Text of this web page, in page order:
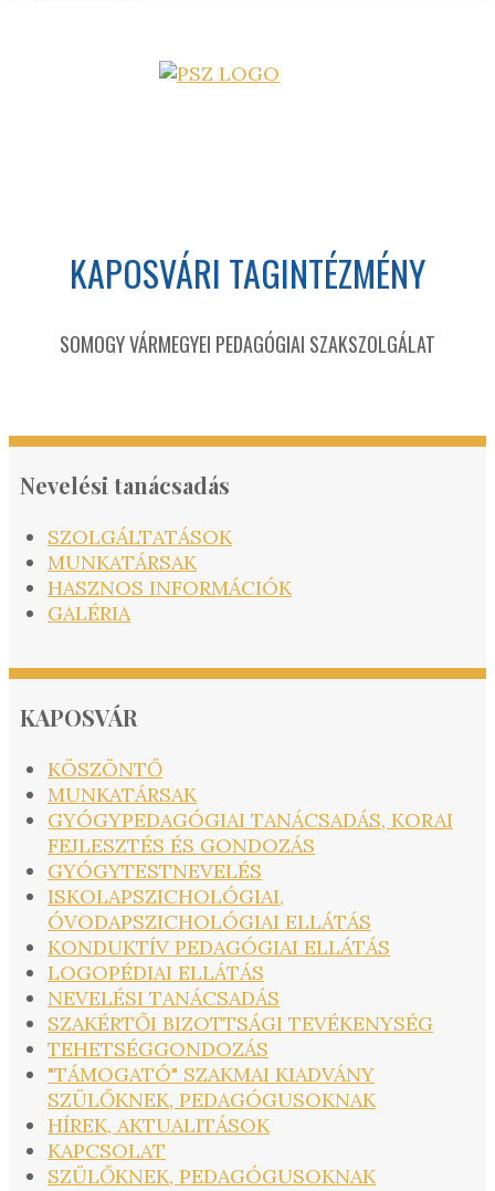
KAPOSVÁRI TAGINTÉZMÉNY
SOMOGY VÁRMEGYEI PEDAGÓGIAI SZAKSZOLGÁLAT
Nevelési tanácsadás
SZOLGÁLTATÁSOK
MUNKATÁRSAK
HASZNOS INFORMÁCIÓK
GALÉRIA
KAPOSVÁR
KÖSZÖNTŐ
MUNKATÁRSAK
GYÓGYPEDAGÓGIAI TANÁCSADÁS, KORAI
FEJLESZTÉS ÉS GONDOZÁS
GYÓGYTESTNEVELÉS
ISKOLAPSZICHOLÓGIAI,
ÓVODAPSZICHOLÓGIAI ELLÁTÁS
KONDUKTÍV PEDAGÓGIAI ELLÁTÁS
LOGOPÉDIAI ELLÁTÁS
NEVELÉSI TANÁCSADÁS
SZAKÉRTŐI BIZOTTSÁGI TEVÉKENYSÉG
TEHETSÉGGONDOZÁS
"TÁMOGATÓ" SZAKMAI KIADVÁNY
SZÜLŐKNEK, PEDAGÓGUSOKNAK
HÍREK, AKTUALITÁSOK
KAPCSOLAT
SZÜLŐKNEK, PEDAGÓGUSOKNAK